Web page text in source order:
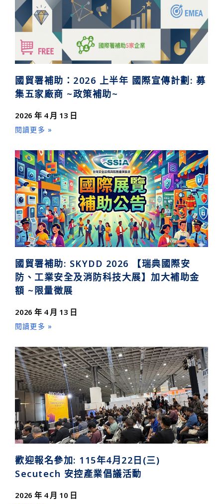
國貿署補助：2026 上半年 國際宣傳計劃: 募
集五家廠商 ~政策補助~
2026 年 4 月 13 日
閱讀更多 »
國貿署補助: SKYDD 2026 【瑞典國際安
防、工業安全及消防科技大展】加大補助金
額 ~限量徵展
2026 年 4 月 13 日
閱讀更多 »
歡迎報名參加: 115年4月22日(三)
Secutech 安控產業倡議活動
2026 年 4 月 10 日